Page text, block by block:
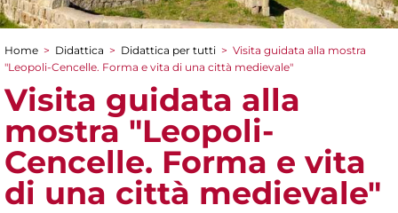
Tu sei qui
Home > Didattica > Didattica per tutti > Visita guidata alla mostra
"Leopoli-Cencelle. Forma e vita di una città medievale"
Visita guidata alla
mostra "Leopoli-
Cencelle. Forma e vita
di una città medievale"